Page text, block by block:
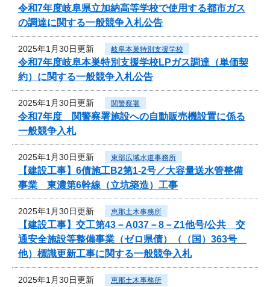
令和7年度岐阜県立加納高等学校で使用する都市ガス
の調達に関する一般競争入札公告
2025年1月30日更新 岐阜本巣特別支援学校
令和7年度岐阜本巣特別支援学校LPガス調達（単価契
約）に関する一般競争入札公告
2025年1月30日更新 関警察署
令和7年度 関警察署施設への自動販売機設置に係る
一般競争入札
2025年1月30日更新 東部広域水道事務所
【建設工事】6債施工B2第1-2号／大容量送水管整備
事業 東濃第6幹線（立坑築造）工事
2025年1月30日更新 恵那土木事務所
【建設工事】交工第43－A037－8－Z1他号/公共 交
通安全施設等整備事業（ゼロ県債）（（国）363号
他）標識更新工事に関する一般競争入札
2025年1月30日更新 恵那土木事務所